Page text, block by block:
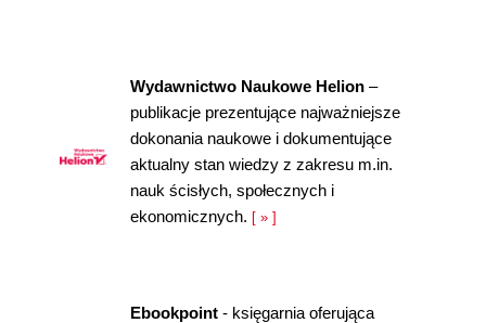
Wydawnictwo Naukowe Helion –
publikacje prezentujące najważniejsze
dokonania naukowe i dokumentujące
aktualny stan wiedzy z zakresu m.in.
nauk ścisłych, społecznych i
ekonomicznych.
[ » ]
Ebookpoint - księgarnia oferująca